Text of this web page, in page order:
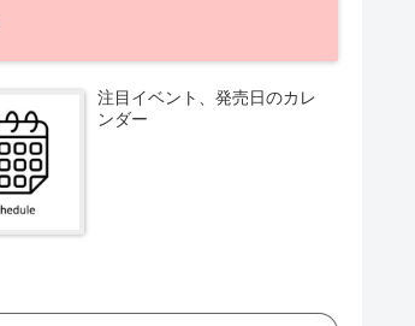
注目イベント、発売日のカレ
ンダー